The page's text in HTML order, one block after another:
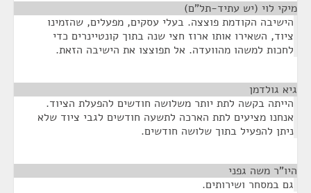
מיקי לוי (יש עתיד-תל"ם)
הישיבה הקודמת פוצצה. בעלי עסקים, מפעלים, שהזמינו
ציוד, השאירו אותו ארוז חצי שנה בתוך קונטיינרים כדי
לחכות למשהו מהוועדה. אל תפוצצו את הישיבה הזאת.
גיא גולדמן
הייתה בקשה לתת יותר משלושה חודשים להפעלת הציוד.
אנחנו מציעים לתת הארכה לתשעה חודשים לגבי ציוד שלא
ניתן להפעיל בתוך שלושה חודשים.
היו"ר משה גפני
גם במסחר ושירותים.